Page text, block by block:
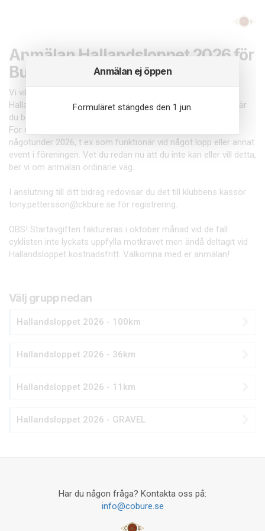
Anmälan ej öppen
Formuläret stängdes den 1 jun.
Anmälan Hallandsloppet 2026 för
Bure medlem
Vi vill ha ett stort gäng grönklädda cyklister som kör
Hallandsloppet. Som motionscyklist och medlem i CK Bure är
du berättigad till din egna startavgift, till ett värde av 395kr.
För detta önskar klubben att du bidrar till klubben med
någotunder 2026, t ex som funktionär vid något lopp eller annat
event i föreningen. Vet du redan nu att du inte kan eller vill detta,
ber vi om anmälan ordinarie väg.
I anslutning till ditt bidrag redovisar du det till klubbens kassör
tony.pettersson@ckbure.se för registrering.
OBS! Startavgiften faktureras i oktober månad vid de fall
cyklisten inte lyckats uppfylla motkravet men ändå deltagit vid
Hallandsloppet kostnadsfritt. Välkomna med er anmälan!
Välj grupp nedan
Hallandsloppet 2026 - 100km
Hallandsloppet 2026 - 36km
Hallandsloppet 2026 - 11km
Hallandsloppet 2026 - GRAVEL
Har du någon fråga? Kontakta oss på:
info@cobure.se